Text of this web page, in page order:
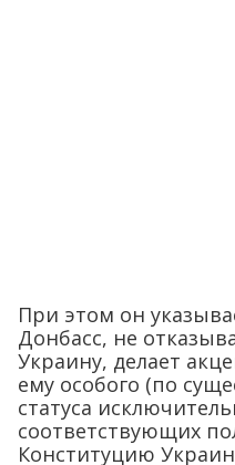
При этом он
Донбасс, не
Украину, делает
ему особого (по
статуса
соответствующих
Конституцию